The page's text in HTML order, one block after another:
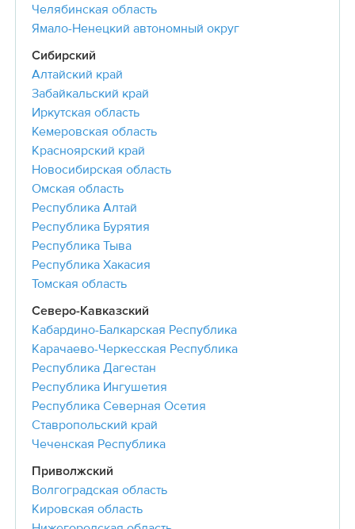
Челябинская область
Ямало-Ненецкий автономный округ
Сибирский
Алтайский край
Забайкальский край
Иркутская область
Кемеровская область
Красноярский край
Новосибирская область
Омская область
Республика Алтай
Республика Бурятия
Республика Тыва
Республика Хакасия
Томская область
Северо-Кавказский
Кабардино-Балкарская Республика
Карачаево-Черкесская Республика
Республика Дагестан
Республика Ингушетия
Республика Северная Осетия
Ставропольский край
Чеченская Республика
Приволжский
Волгоградская область
Кировская область